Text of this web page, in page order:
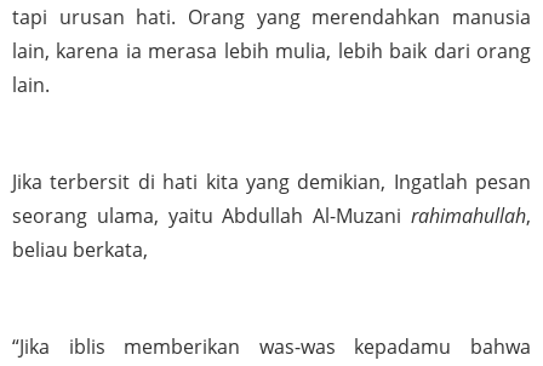
tapi urusan hati. Orang yang merendahkan manusia
lain, karena ia merasa lebih mulia, lebih baik dari orang
lain.
Jika terbersit di hati kita yang demikian, Ingatlah pesan
seorang ulama, yaitu Abdullah Al-Muzani rahimahullah,
beliau berkata,
“Jika iblis memberikan was-was kepadamu bahwa